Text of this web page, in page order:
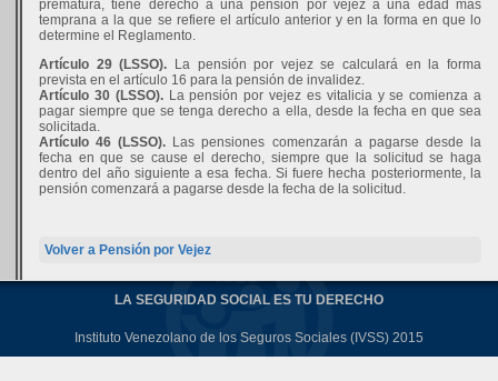
prematura, tiene derecho a una pensión por vejez a una edad más
temprana a la que se refiere el artículo anterior y en la forma en que lo
determine el Reglamento.
Artículo 29 (LSSO).
La pensión por vejez se calculará en la forma
prevista en el artículo 16 para la pensión de invalidez.
Artículo 30 (LSSO). La pensión por vejez es vitalicia y se comienza a
pagar siempre que se tenga derecho a ella, desde la fecha en que sea
solicitada.
Artículo 46 (LSSO). Las pensiones comenzarán a pagarse desde la
fecha en que se cause el derecho, siempre que la solicitud se haga
dentro del año siguiente a esa fecha. Si fuere hecha posteriormente, la
pensión comenzará a pagarse desde la fecha de la solicitud.
Volver a Pensión por Vejez
LA SEGURIDAD SOCIAL ES TU DERECHO
Instituto Venezolano de los Seguros Sociales (IVSS) 2015